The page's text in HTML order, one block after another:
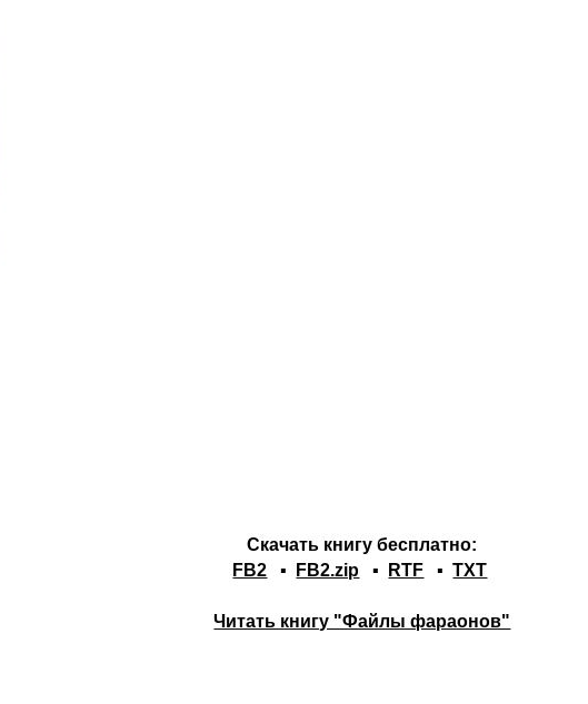
Скачать книгу бесплатно:
FB2 ▪ FB2.zip ▪ RTF ▪TXT
Читать книгу "Файлы фараонов"